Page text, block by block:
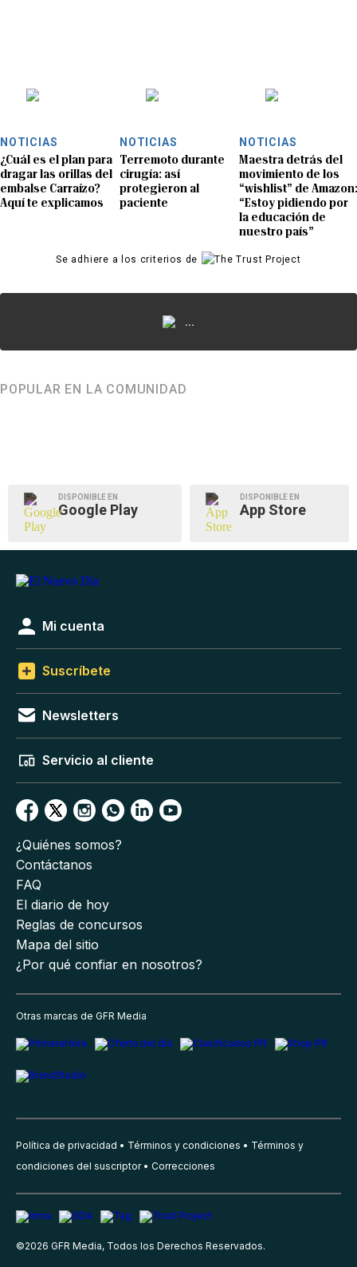
NOTICIAS
¿Cuál es el plan para
dragar las orillas del
embalse Carraízo?
Aquí te explicamos
NOTICIAS
Terremoto durante
cirugía: así
protegieron al
paciente
NOTICIAS
Maestra detrás del
movimiento de los
“wishlist” de Amazon:
“Estoy pidiendo por
la educación de
nuestro país”
Se adhiere a los criterios de
...
POPULAR EN LA COMUNIDAD
DISPONIBLE EN
Google Play
DISPONIBLE EN
App Store
Mi cuenta
Suscríbete
Newsletters
Servicio al cliente
¿Quiénes somos?
Contáctanos
FAQ
El diario de hoy
Reglas de concursos
Mapa del sitio
¿Por qué confiar en nosotros?
Otras marcas de GFR Media
Política de privacidad Términos y condiciones
Términos y
condiciones del suscriptor
Correcciones
©2026 GFR Media, Todos los Derechos Reservados.